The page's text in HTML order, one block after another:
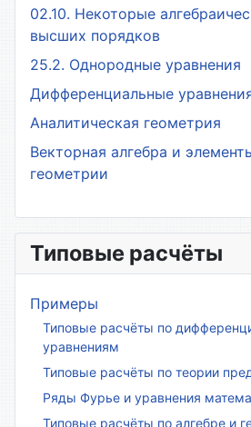
02.10. Некоторые
высших порядков
25.2. Однородные уравнения
Дифференциальные
Аналитическая геометрия
Векторная алгебра и
геометрии
Типовые расчёты
Примеры
Типовые расчёты по
уравнениям
Типовые расчёты по теории
Ряды Фурье и уравнения
Типовые расчёты по алгебре и